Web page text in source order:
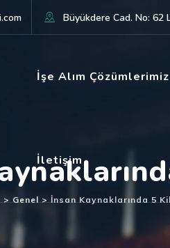
Büyükdere Cad. No: 62
İşe Alım Çözümlerimiz
İletişim
> Genel > İnsan Kaynaklarında 5